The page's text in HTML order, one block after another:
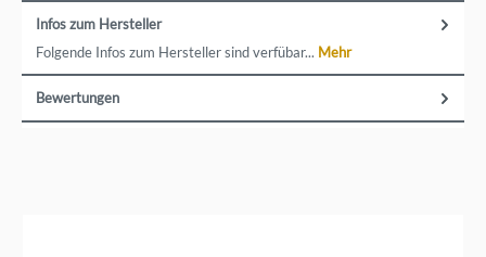
Infos zum Hersteller
Folgende Infos zum Hersteller sind verfübar... Mehr
Bewertungen